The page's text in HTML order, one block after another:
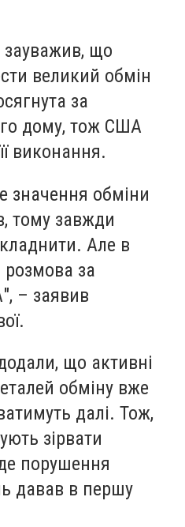
що
великий обмін
за
дому, тож США
виконання.
значення обміни
тому завжди
Але в
за
– заявив
що активні
обміну вже
далі. Тож,
зірвати
порушення
давав в першу